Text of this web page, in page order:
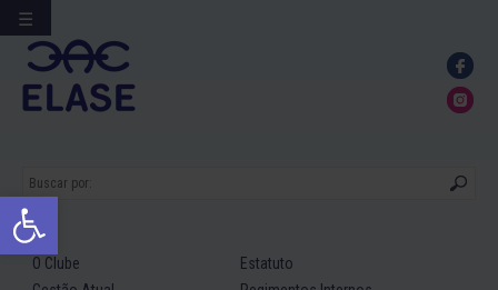
Abrir a barra de ferramentas
Ir
para
conteúdo
O Clube
Estatuto
☰